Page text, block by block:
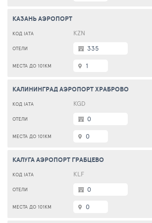
КАЗАНЬ АЭРОПОРТ
KZN
335
1
КАЛИНИНГРАД АЭРОПОРТ ХРАБРОВО
KGD
0
0
КАЛУГА АЭРОПОРТ ГРАБЦЕВО
KLF
0
0